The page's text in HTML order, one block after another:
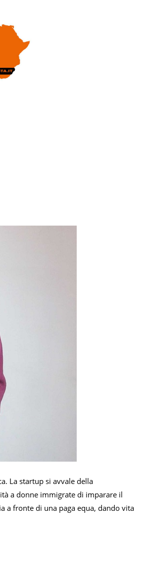
La startup si avvale della
a donne immigrate di imparare il
a fronte di una paga equa, dando vita